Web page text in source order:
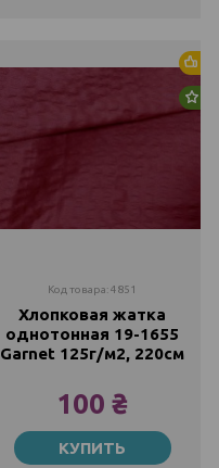
Код товара: 4851
Хлопковая жатка
однотонная 19-1655
Garnet 125г/м2, 220см
100 ₴
Метр
100 ₴ КУПИТЬ